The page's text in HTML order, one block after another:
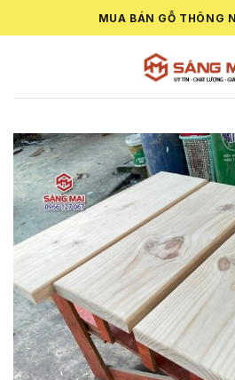
to
MUA BÁN GỖ THÔNG